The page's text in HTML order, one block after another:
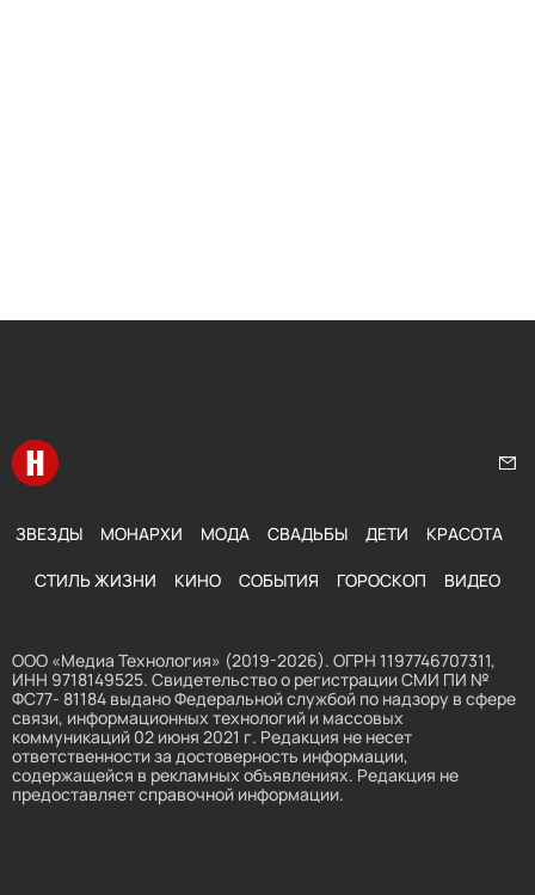
Перейти на главную
ЗВЕЗДЫ МОНАРХИ МОДА СВАДЬБЫ ДЕТИ КРАСОТА
СТИЛЬ ЖИЗНИ КИНО СОБЫТИЯ ГОРОСКОП ВИДЕО
ООО «Медиа Технология» (2019-2026). ОГРН 1197746707311,
ИНН 9718149525. Свидетельство о регистрации СМИ ПИ №
ФС77- 81184 выдано Федеральной службой по надзору в сфере
связи, информационных технологий и массовых
коммуникаций 02 июня 2021 г. Редакция не несет
ответственности за достоверность информации,
содержащейся в рекламных объявлениях. Редакция не
предоставляет справочной информации.